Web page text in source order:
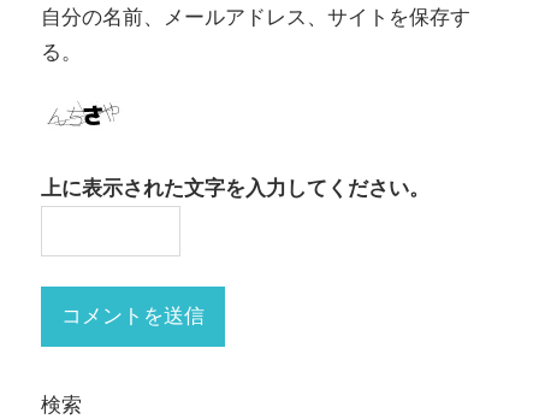
自分の名前、メールアドレス、サイトを保存す
る。
上に表示された文字を入力してください。
検索